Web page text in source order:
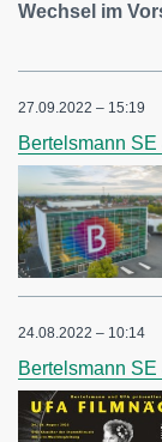
Wechsel im
27.09.2022 – 15:19
Bertelsmann
24.08.2022 – 10:14
Bertelsmann